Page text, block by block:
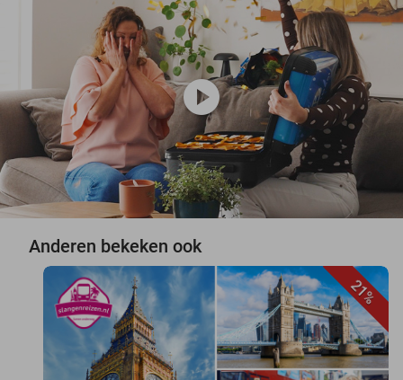
play_circle
Anderen bekeken ook
21%